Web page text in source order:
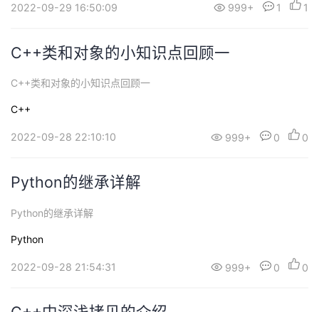
2022-09-29 16:50:09 999+ 1 1
C++类和对象的小知识点回顾一
C++类和对象的小知识点回顾一
C++
2022-09-28 22:10:10 999+ 0 0
Python的继承详解
Python的继承详解
Python
2022-09-28 21:54:31 999+ 0 0